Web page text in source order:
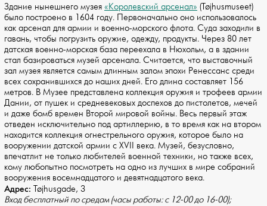
Здание нынешнего музея «Королевский арсенал» (Tøjhusmuseet)
было построено в 1604 году. Первоначально оно использовалось
как арсенал для армии и военно-морского флота. Суда заходили в
гавань, чтобы погрузить оружие, одежду, продукты. Через 80 лет
датская военно-морская база переехала в Нюхольм, а в здании
стал базироваться музей арсенала. Считается, что выставочный
зал музея является самым длинным залом эпохи Ренессанс среди
всех сохранившихся до наших дней. Его длина составляет 156
метров. В Музее представлена коллекция оружия и трофеев армии
Дании, от пушек и средневековых доспехов до пистолетов, мечей
и даже бомб времен Второй мировой войны. Весь первый этаж
отведен исключительно под артиллерию, в то время как на втором
находится коллекция огнестрельного оружия, которое было на
вооружении датской армии с XVII века. Музей, безусловно,
впечатлит не только любителей военной техники, но также всех,
кому любопытно посмотреть на одно из лучших в мире собраний
вооружения восемнадцатого и девятнадцатого века.
Адрес: Tøjhusgade, 3
Вход бесплатный по средам (часы работы: с 12-00 до 16-00);